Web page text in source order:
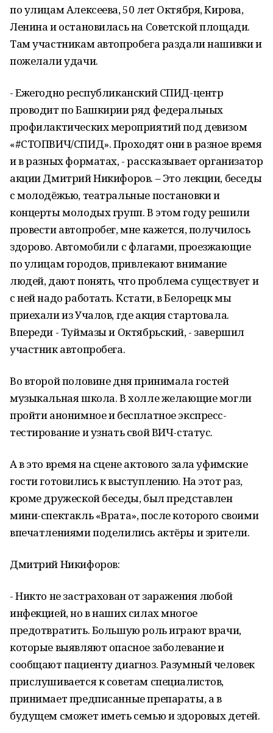
по улицам Алексеева, 50 лет Октября, Кирова,
Ленина и остановилась на Советской площади.
Там участникам автопробега раздали нашивки и
пожелали удачи.
- Ежегодно республиканский СПИД-центр
проводит по Башкирии ряд федеральных
профилактических мероприятий под девизом
«#СТОПВИЧ/СПИД». Проходят они в разное время
и в разных форматах, - рассказывает организатор
акции Дмитрий Никифоров. – Это лекции, беседы
с молодёжью, театральные постановки и
концерты молодых групп. В этом году решили
провести автопробег, мне кажется, получилось
здорово. Автомобили с флагами, проезжающие
по улицам городов, привлекают внимание
людей, дают понять, что проблема существует и
с ней надо работать. Кстати, в Белорецк мы
приехали из Учалов, где акция стартовала.
Впереди - Туймазы и Октябрьский, - завершил
участник автопробега.
Во второй половине дня принимала гостей
музыкальная школа. В холле желающие могли
пройти анонимное и бесплатное экспресс-
тестирование и узнать свой ВИЧ-статус.
А в это время на сцене актового зала уфимские
гости готовились к выступлению. На этот раз,
кроме дружеской беседы, был представлен
мини-спектакль «Врата», после которого своими
впечатлениями поделились актёры и зрители.
Дмитрий Никифоров:
- Никто не застрахован от заражения любой
инфекцией, но в наших силах многое
предотвратить. Большую роль играют врачи,
которые выявляют опасное заболевание и
сообщают пациенту диагноз. Разумный человек
прислушивается к советам специалистов,
принимает предписанные препараты, а в
будущем сможет иметь семью и здоровых детей.